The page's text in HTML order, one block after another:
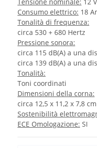
Consumo elettrico: 18
Tonalità di frequenza:
circa 530 + 680 Hertz
Pressione sonora:
circa 115 dB(A) a una
circa 139 dB(A) a una
Tonalità:
Toni coordinati
Dimensioni della corna:
circa 12,5 x 11,2 x 7,8 cm
Sostenibilità
ECE Omologazione: SI